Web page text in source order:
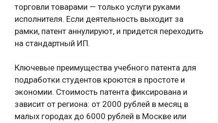
торговли товарами — только услуги руками
исполнителя. Если деятельность выходит за
рамки, патент аннулируют, и придется переходить
на стандартный ИП.
Ключевые преимущества учебного патента для
подработки студентов кроются в простоте и
экономии. Стоимость патента фиксирована и
зависит от региона: от 2000 рублей в месяц в
малых городах до 6000 рублей в Москве или